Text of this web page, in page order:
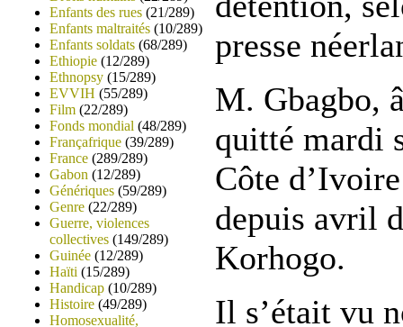
Enfants des rues (21/289)
Enfants maltraités (10/289)
Enfants soldats (68/289)
Ethiopie (12/289)
Ethnopsy (15/289)
EVVIH (55/289)
Film (22/289)
Fonds mondial (48/289)
Françafrique (39/289)
France (289/289)
Gabon (12/289)
Génériques (59/289)
Genre (22/289)
Guerre, violences
collectives (149/289)
Guinée (12/289)
Haïti (15/289)
Handicap (10/289)
Histoire (49/289)
Homosexualité,
presse
M. Gbagbo,
quitté mardi
Côte
depuis avril
Korhogo.
Il s’était vu